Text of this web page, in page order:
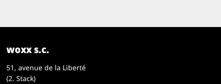
woxx s.c.
51, avenue de la Liberté
(2. Stack)